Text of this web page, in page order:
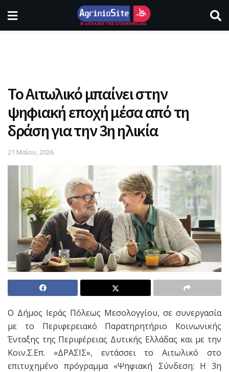
Το Αιτωλικό μπαίνει στην
ψηφιακή εποχή μέσα από τη
δράση για την 3η ηλικία
21 Μαΐου, 2026
Ο Δήμος Ιεράς Πόλεως Μεσολογγίου, σε συνεργασία
με το Περιφερειακό Παρατηρητήριο Κοινωνικής
Ένταξης της Περιφέρειας Δυτικής Ελλάδας και με την
Κοιν.Σ.Επ. «ΔΡΑΣΙΣ», εντάσσει το Αιτωλικό στο
επιτυχημένο πρόγραμμα «Ψηφιακή Σύνδεση: Η 3η